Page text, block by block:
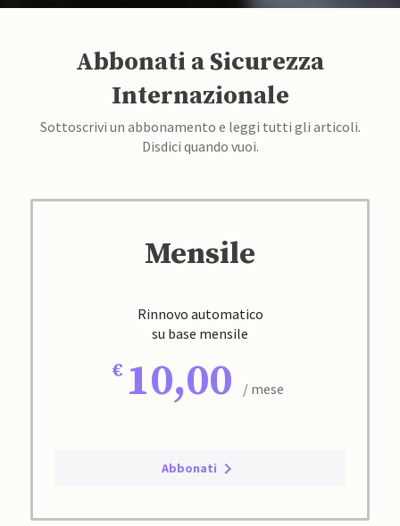
Abbonati a Sicurezza
Internazionale
Sottoscrivi un abbonamento e leggi tutti gli articoli.
Disdici quando vuoi.
Mensile
Rinnovo automatico
su base mensile
10,00 / mese
Abbonati